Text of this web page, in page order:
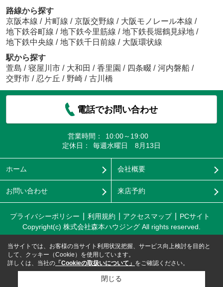
路線から探す
京阪本線 / 片町線 / 京阪交野線 / 大阪モノレール本線 /
地下鉄谷町線 / 地下鉄今里筋線 / 地下鉄長堀鶴見緑地 /
地下鉄中央線 / 地下鉄千日前線 / 大阪環状線
駅から探す
萱島 / 寝屋川市 / 大和田 / 香里園 / 四条畷 / 河内磐船 /
交野市 / 忍ケ丘 / 野崎 / 古川橋
電話でお問い合わせ
営業時間：
10:00～19:00
定休日：
毎週水曜日 8月13日
ホーム 会社概要
お問い合わせ 来店予約
プライバシーポリシー 利用規約 アクセスマップ
PCサイト
Copyright(c) 株式会社森本ハウジング All rights reserved.
当サイトでは、お客様の当サイト利用状況把握、サービス向上検討を目的と
して、クッキー（Cookie）を使用しています。
詳しくは、当社の 「Cookieの取扱いについて」 をご確認ください。
閉じる